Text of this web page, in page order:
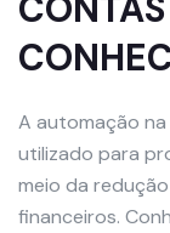
A automação
utilizado para
meio da
financeiros.